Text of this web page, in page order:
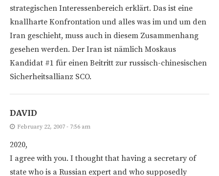
strategischen Interessenbereich erklärt. Das ist eine
knallharte Konfrontation und alles was im und um den
Iran geschieht, muss auch in diesem Zusammenhang
gesehen werden. Der Iran ist nämlich Moskaus
Kandidat #1 für einen Beitritt zur russisch-chinesischen
Sicherheitsallianz SCO.
DAVID
February 22, 2007 - 7:56 am
2020,
I agree with you. I thought that having a secretary of
state who is a Russian expert and who supposedly